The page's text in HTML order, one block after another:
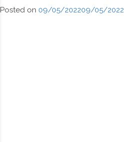
Posted on 09/05/202209/05/2022